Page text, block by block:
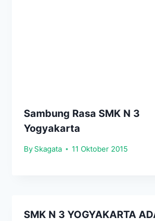
Sambung Rasa SMK N 3
Yogyakarta
By Skagata 11 Oktober 2015
SMK N 3 YOGYAKARTA